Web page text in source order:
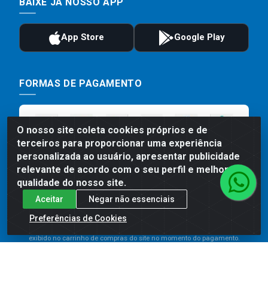
O nosso site coleta cookies próprios e de
terceiros para proporcionar uma experiência
personalizada ao usuário, apresentar publicidade
relevante de acordo com o seu perfil e melhorar a
qualidade do nosso site.
Aceitar
Negar não essenciais
Preferências de Cookies
FORMAS DE PAGAMENTO
Preços, promoções, condições de pagamento e frete são válidos
para compras realizadas exclusivamente pelo site. Caso haja
exibido no carrinho de compras do site no momento do pagamento.